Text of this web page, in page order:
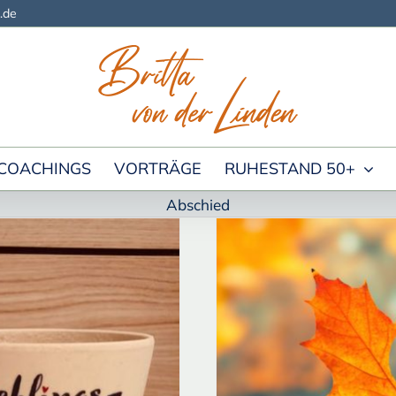
VORTRÄGE RUHESTAND 50+
Abschied